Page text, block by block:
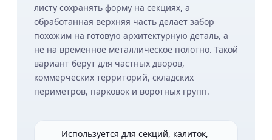
листу сохранять форму на секциях, а
обработанная верхняя часть делает забор
похожим на готовую архитектурную деталь, а
не на временное металлическое полотно. Такой
вариант берут для частных дворов,
коммерческих территорий, складских
периметров, парковок и воротных групп.
Используется для секций, калиток,